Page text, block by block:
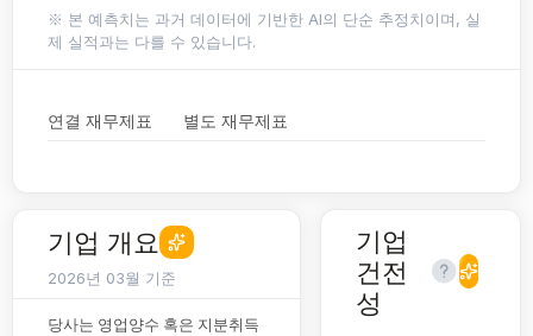
※ 본 예측치는 과거 데이터에 기반한 AI의 단순 추정치이며, 실
제 실적과는 다를 수 있습니다.
연결 재무제표 별도 재무제표
기업 개요
2026년 03월 기준
당사는 영업양수 혹은 지분취득
기업
건전
성